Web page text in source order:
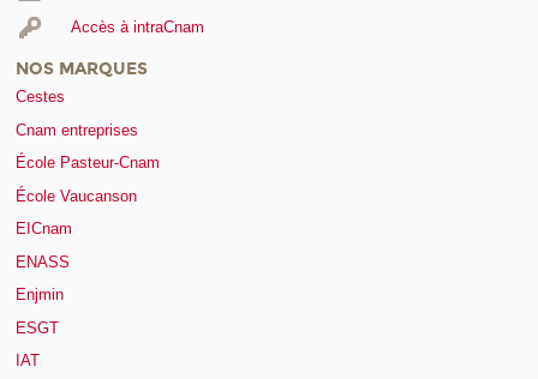
Accès à intraCnam
NOS MARQUES
Cestes
Cnam entreprises
École Pasteur-Cnam
École Vaucanson
EICnam
ENASS
Enjmin
ESGT
IAT